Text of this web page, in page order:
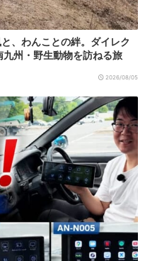
、わんことの絆。ダイレク
九州・野生動物を訪ねる旅
2026/08/05